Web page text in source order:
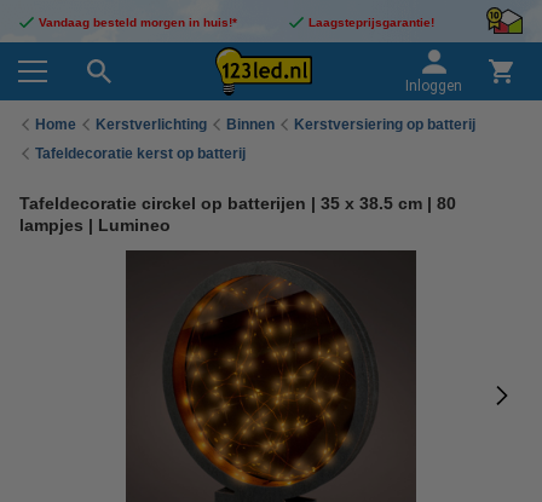
Vandaag besteld morgen in huis!* Laagsteprijsgarantie!
Inloggen
Home Kerstverlichting Binnen
Kerstversiering op batterij
Tafeldecoratie kerst op batterij
Tafeldecoratie circkel op batterijen | 35 x 38.5 cm | 80
lampjes | Lumineo